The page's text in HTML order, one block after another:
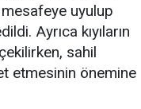
uyulup
Ayrıca kıyıların
sahil
etmesinin önemine